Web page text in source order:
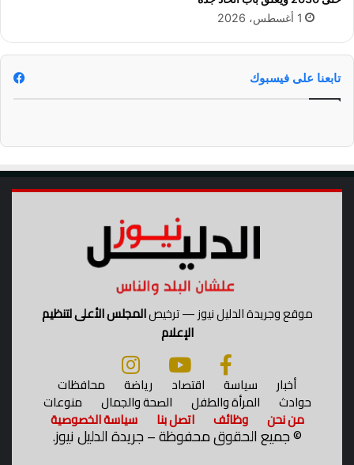
ا
إ
س
ر
ئ
ة
و
1 أغسطس، 2026
تابعنا على فيسبوك
موقع وجريدة الدليل نيوز — ترخيصالمجلس الأعلى لتنظيم
الإعلام
أخبار سياسة اقتصاد رياضة محافظات
حوادث المرأة والطفل الصحة والجمال منوعات
من نحن وظائف اتصل بنا سياسة الخصوصية
©جميع الحقوق محفوظة – جريدة الدليل نيوز.